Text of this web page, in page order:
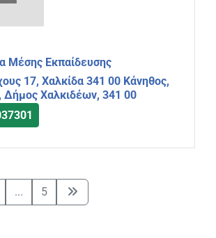
Μέσης Εκπαίδευσης
17, Χαλκίδα 341 00 Κάνηθος,
Δήμος Χαλκιδέων, 341 00
... 5